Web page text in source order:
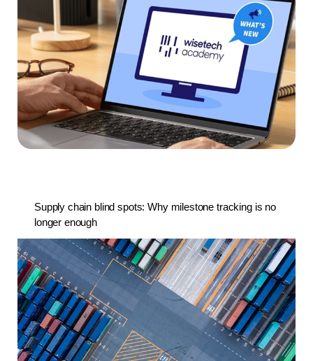
Supply chain blind spots: Why milestone tracking is no
longer enough